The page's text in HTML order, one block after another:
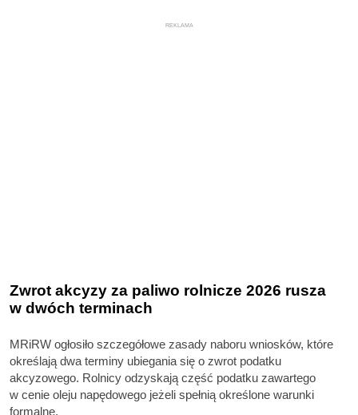
REKLAMA
Zwrot akcyzy za paliwo rolnicze 2026 rusza
w dwóch terminach
MRiRW ogłosiło szczegółowe zasady naboru wniosków, które
określają dwa terminy ubiegania się o zwrot podatku
akcyzowego. Rolnicy odzyskają część podatku zawartego
w cenie oleju napędowego jeżeli spełnią określone warunki
formalne.